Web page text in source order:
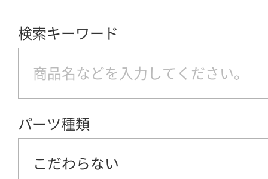
検索キーワード
パーツ種類
こだわらない